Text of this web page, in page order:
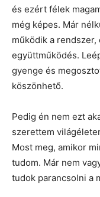
és ezért félek
még képes. Már
működik a
együttműködés.
gyenge és
köszönhető.
Pedig én nem ezt
szerettem
Most meg, amikor
tudom. Már nem
tudok parancsolni a